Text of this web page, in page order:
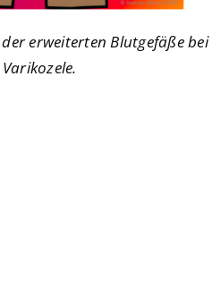
erweiterten Blutgefäße bei